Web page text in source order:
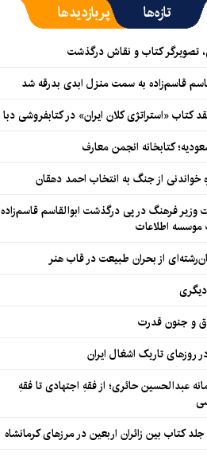
تازه‌ها پربازدیدها
تصویرگر کتاب و نقاش درگذشت
قاسم‌زاده به سمت منزل ابدی بدرقه شد
کتاب «استراتژی کلان ایران» در کتابفروشی دبا
کتابخانه انجمن معارف
خواندنی از جنگ به انتخاب احمد دهقان
وزیر فرهنگ در پی درگذشت ابوالقاسم قاسم‌زاده
اطلاعات
از بحران طبیعت در قاب هنر
و جنون قدرت
روزهای تاریک اشغال ایران
عبدالحسین حائری؛ از فقهِ اجتهادی تا فقهِ